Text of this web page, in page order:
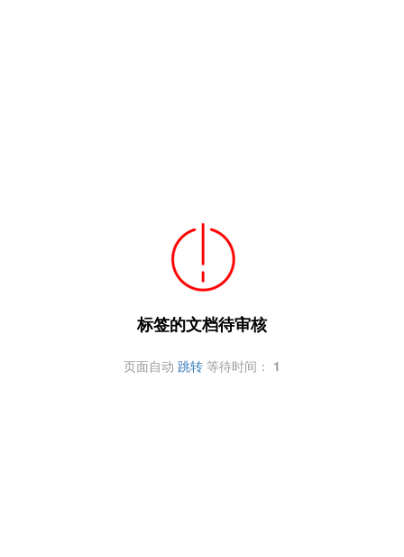
标签的文档待审核
页面自动 跳转 等待时间： 1